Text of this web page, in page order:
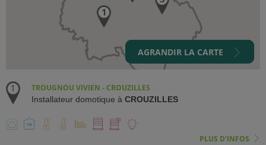
AGRANDIR LA CARTE
TROUGNOU VIVIEN - CROUZILLES
Installateur domotique à CROUZILLES
PLUS D'INFOS